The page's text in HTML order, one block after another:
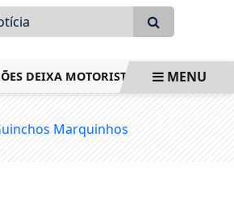
MOTORISTA PRESO ÀSMENU